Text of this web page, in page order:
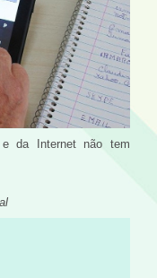
da Internet não tem